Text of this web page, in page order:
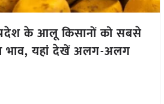
के आलू किसानों को सबसे
भाव, यहां देखें अलग-अलग